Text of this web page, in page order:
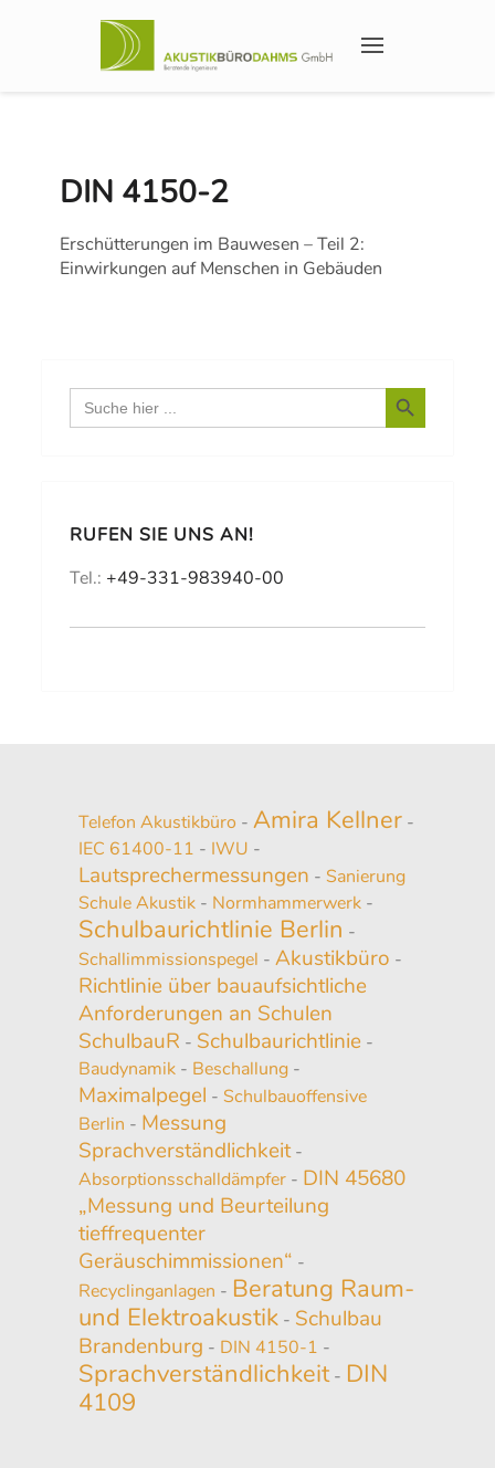
DIN 4150-2
Erschütterungen im Bauwesen – Teil 2:
Einwirkungen auf Menschen in Gebäuden
Search
for:
Search Button
RUFEN SIE UNS AN!
Tel.: +49-331-983940-00
Telefon Akustikbüro - Amira Kellner-
IEC 61400-11 - IWU -
Lautsprechermessungen - Sanierung
Schule Akustik- Normhammerwerk-
Schulbaurichtlinie Berlin -
Schallimmissionspegel - Akustikbüro -
Richtlinie über bauaufsichtliche
Anforderungen an Schulen
SchulbauR - Schulbaurichtlinie-
Baudynamik- Beschallung-
Maximalpegel - Schulbauoffensive
Berlin - Messung
Sprachverständlichkeit-
Absorptionsschalldämpfer- DIN 45680
„Messung und Beurteilung
tieffrequenter
Geräuschimmissionen“ -
Recyclinganlagen - Beratung Raum-
und Elektroakustik- Schulbau
Brandenburg - DIN 4150-1 -
Sprachverständlichkeit- DIN
4109